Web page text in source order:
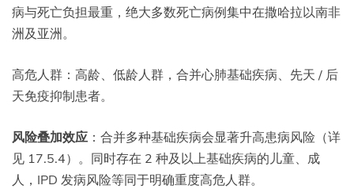
病与死亡负担最重，绝大多数死亡病例集中在撒哈拉以南非
洲及亚洲。
高危人群：高龄、低龄人群，合并心肺基础疾病、先天 / 后
天免疫抑制患者。
风险叠加效应 ：合并多种基础疾病会显著升高患病风险（详
见 17.5.4）。同时存在 2 种及以上基础疾病的儿童、成
人，IPD 发病风险等同于明确重度高危人群。